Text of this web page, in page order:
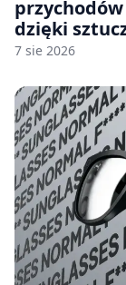
dzięki
7 sie 2026